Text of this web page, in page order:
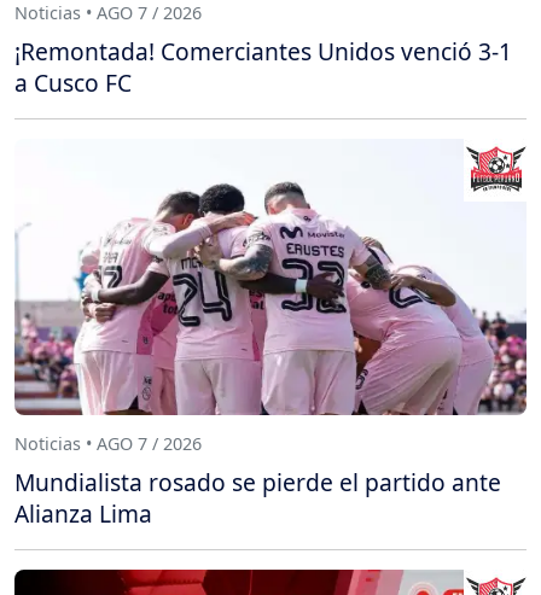
Noticias • AGO 7 / 2026
¡Remontada! Comerciantes Unidos venció 3-1
a Cusco FC
Noticias • AGO 7 / 2026
Mundialista rosado se pierde el partido ante
Alianza Lima